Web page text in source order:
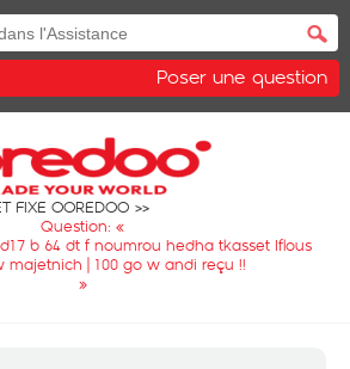
Poser une question
FIXE OOREDOO
Question: «
b 64 dt f noumrou hedha tkasset Iflous
majetnich | 100 go w andi reçu !!
»